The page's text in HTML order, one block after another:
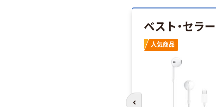
ベスト・セラ
人気商品